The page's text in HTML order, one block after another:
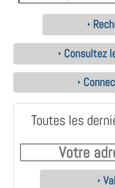
Consultez
Toutes les